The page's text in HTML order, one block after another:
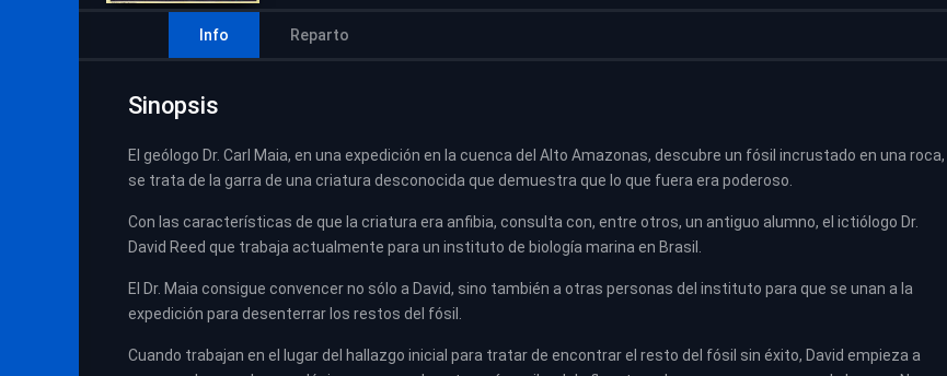
Info Reparto
Sinopsis
El geólogo Dr. Carl Maia, en una expedición en la cuenca del Alto Amazonas, descubre un fósil incrustado en una roca,
se trata de la garra de una criatura desconocida que demuestra que lo que fuera era poderoso.
Con las características de que la criatura era anfibia, consulta con, entre otros, un antiguo alumno, el ictiólogo Dr.
David Reed que trabaja actualmente para un instituto de biología marina en Brasil.
El Dr. Maia consigue convencer no sólo a David, sino también a otras personas del instituto para que se unan a la
expedición para desenterrar los restos del fósil.
Cuando trabajan en el lugar del hallazgo inicial para tratar de encontrar el resto del fósil sin éxito, David empieza a